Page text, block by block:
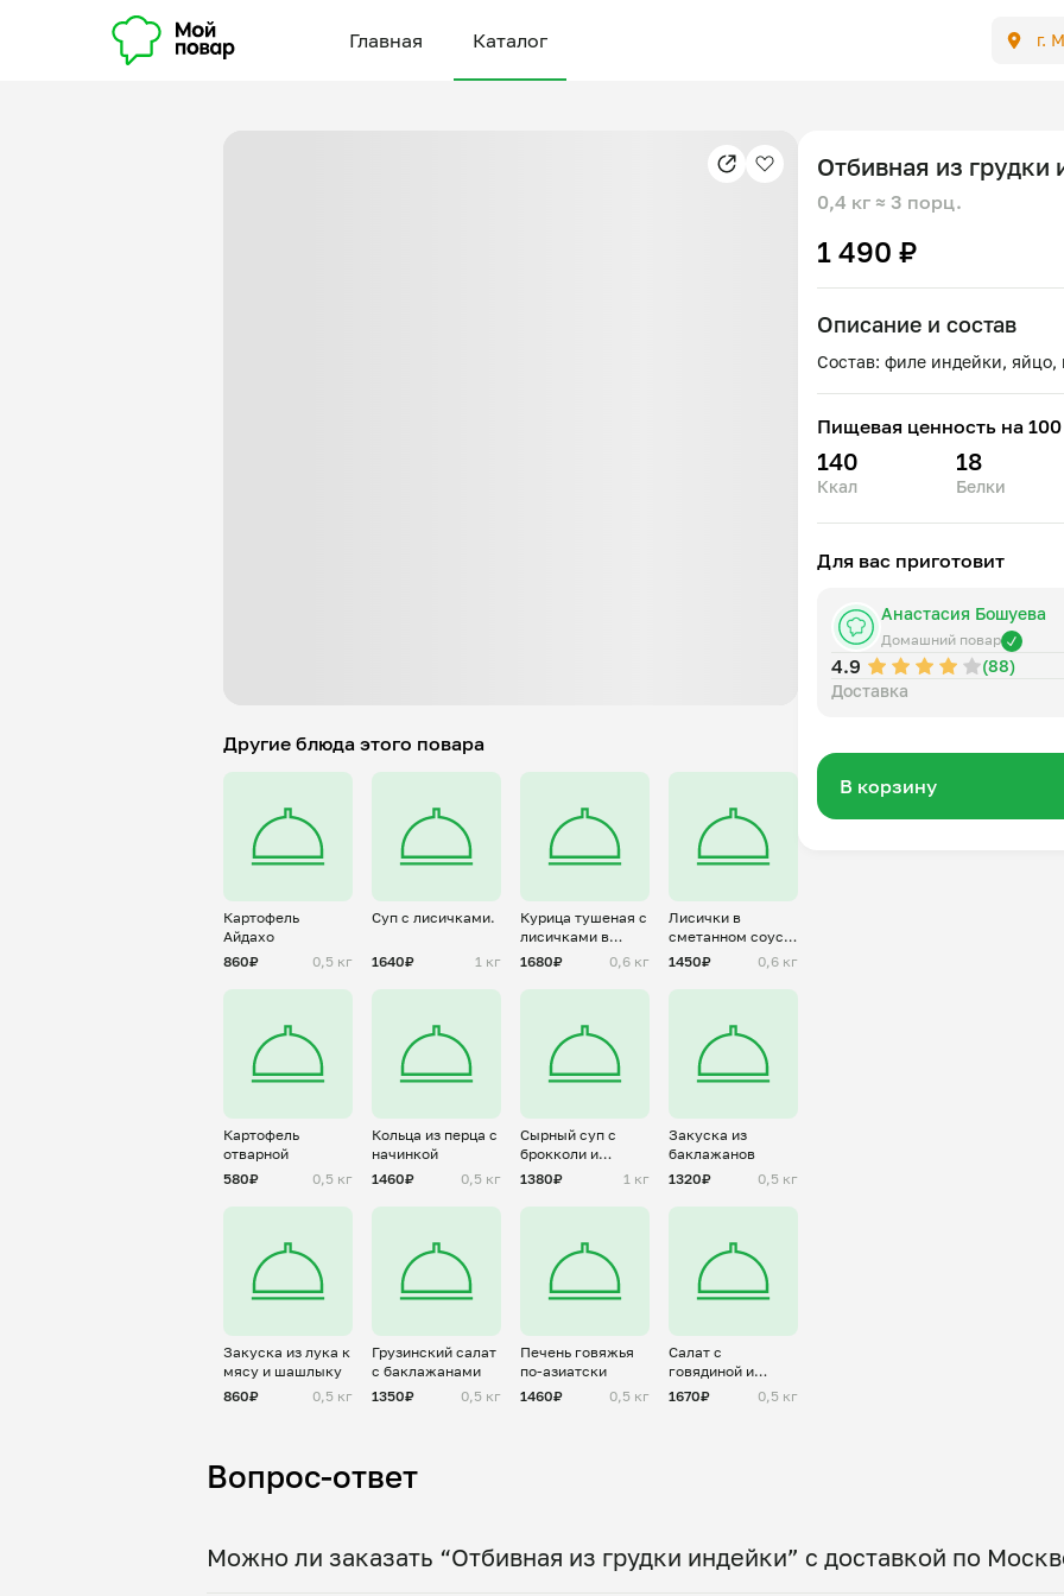
Главная Каталог г.
Другие блюда этого повара
Картофель
Айдахо
860₽
0,5 кг
Суп с лисичками.
1640₽ 1 кг
Курица тушеная с
лисичками в
сметанном соусе
1680₽ 0,6 кг
Лисички в
сметанном соусе
с картофелем
1450₽ 0,6 кг
Картофель
отварной
580₽
0,5 кг
Кольца из перца с
начинкой
1460₽
0,5 кг
Сырный суп с
брокколи и
грибами
1380₽ 1 кг
Закуска из
баклажанов
1320₽
0,5 кг
Закуска из лука к
мясу и шашлыку
860₽
0,5 кг
Грузинский салат
с баклажанами
1350₽
0,5 кг
Печень говяжья
по-азиатски
1460₽
0,5 кг
Салат с
говядиной и
овощами
1670₽ 0,5 кг
Отбивная из грудки
0,4 кг ≈ 3 порц.
1 490 ₽
Описание и состав
Пищевая ценность на 100
140
Ккал
18
Белки
Для вас приготовит
Анастасия Бошуева
Домашний повар
4.9
(88)
Доставка
В корзину
Вопрос-ответ
Можно ли заказать “Отбивная из грудки индейки” с доставкой по